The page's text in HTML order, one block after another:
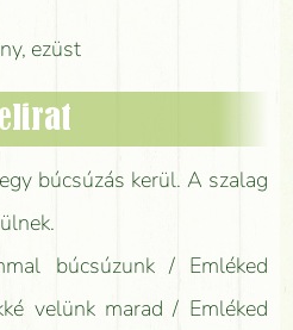
ezüst
búcsúzás kerül. A szalag
búcsúzunk / Emléked
velünk marad / Emléked